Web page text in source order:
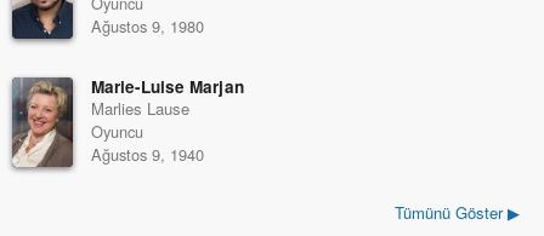
Ağustos 9, 1980
Marie-Luise Marjan
Marlies Lause
Oyuncu
Ağustos 9, 1940
Tümünü Göster ▶